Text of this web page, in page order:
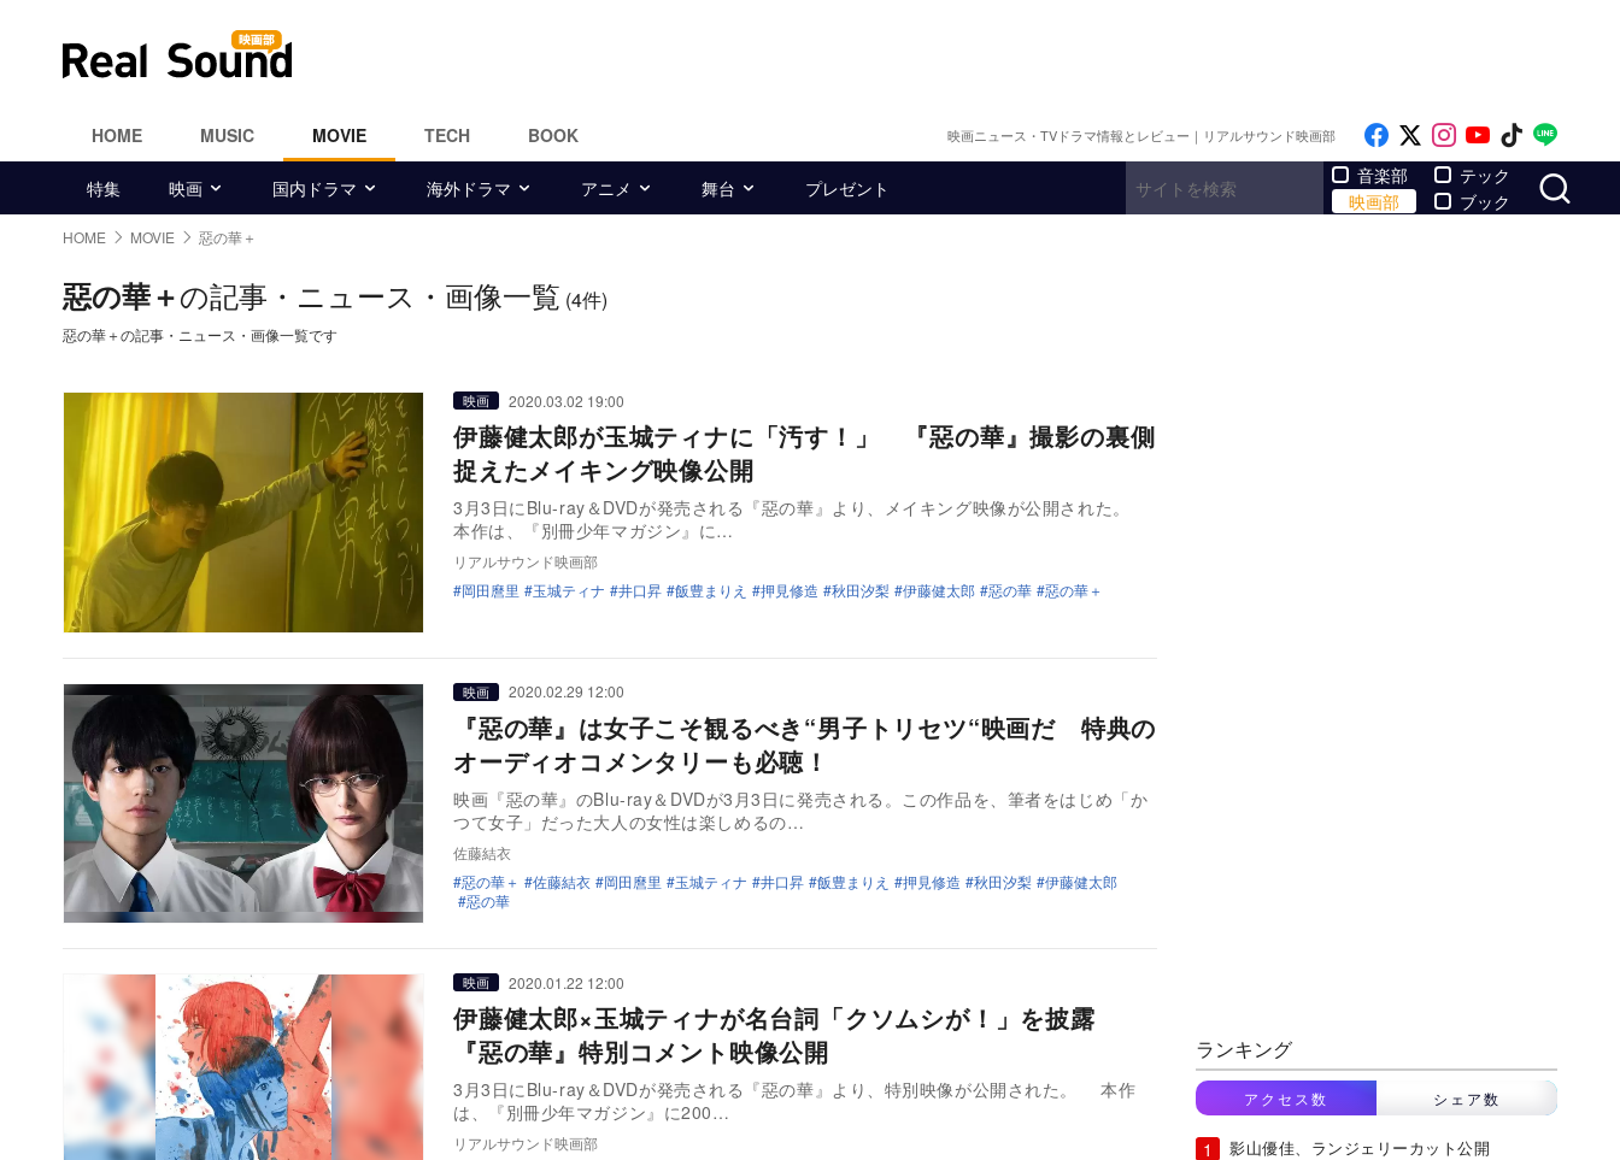
HOME MUSIC MOVIE TECH BOOK 映画ニュース・TVドラマ情報とレビュー｜リアルサウンド映画部 Like on Facebook
Follow on x
Follow on
Follow on
Follow
特集 映画 国内ドラマ 海外ドラマ アニメ 舞台 プレゼント
音楽部
映画部
テック
ブック
HOME MOVIE 惡の華＋
惡の華＋の記事・ニュース・画像一覧 (4件)
惡の華＋の記事・ニュース・画像一覧です
映画 2020.03.02 19:00
伊藤健太郎が玉城ティナに「汚す！」 『惡の華』撮影の裏側
捉えたメイキング映像公開
3月3日にBlu-ray＆DVDが発売される『惡の華』より、メイキング映像が公開された。
本作は、『別冊少年マガジン』に…
リアルサウンド映画部
岡田麿里
玉城ティナ 井口昇 飯豊まりえ 押見修造 秋田汐梨 伊藤健太郎 惡の華 惡の華＋
映画 2020.02.29 12:00
『惡の華』は女子こそ観るべき“男子トリセツ“映画だ 特典の
オーディオコメンタリーも必聴！
映画『惡の華』のBlu-ray＆DVDが3月3日に発売される。この作品を、筆者をはじめ「か
つて女子」だった大人の女性は楽しめるの…
佐藤結衣
惡の華＋
佐藤結衣 岡田麿里 玉城ティナ 井口昇 飯豊まりえ 押見修造 秋田汐梨
伊藤健太郎
惡の華
映画 2020.01.22 12:00
伊藤健太郎×玉城ティナが名台詞「クソムシが！」を披露
『惡の華』特別コメント映像公開
3月3日にBlu-ray＆DVDが発売される『惡の華』より、特別映像が公開された。 本作
は、『別冊少年マガジン』に200…
リアルサウンド映画部
ランキング
アクセス数 シェア数
影山優佳、ランジェリーカット公開